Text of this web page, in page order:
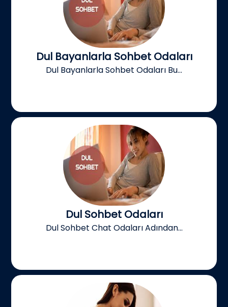
Dul Bayanlarla Sohbet Odaları
Dul Bayanlarla Sohbet Odaları Bu...
Dul Sohbet Odaları
Dul Sohbet Chat Odaları Adından...